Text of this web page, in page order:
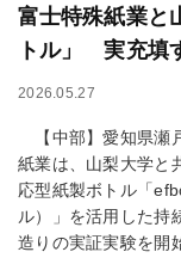
富士特殊紙業と
トル」 実充填
2026.05.27
【中部】愛知県瀬
紙業は、山梨大学と
応型紙製ボトル「
ル）」を活用した持
造りの実証実験を開